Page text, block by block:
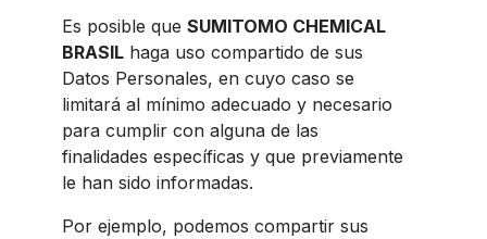
Es posible que SUMITOMO CHEMICAL
BRASILhaga uso compartido de sus
Datos Personales, en cuyo caso se
limitará al mínimo adecuado y necesario
para cumplir con alguna de las
finalidades específicas y que previamente
le han sido informadas.
Por ejemplo, podemos compartir sus